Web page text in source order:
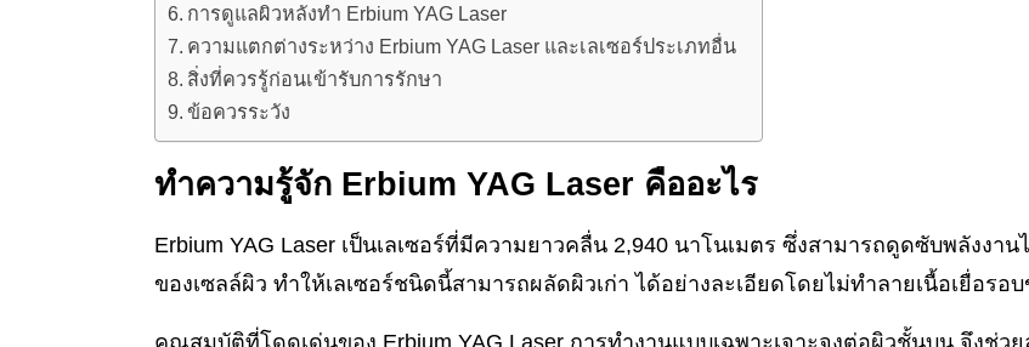
การดูแลผิวหลังทำ Erbium YAG Laser
ความแตกต่างระหว่าง Erbium YAG Laser และเลเซอร์ประเภทอื่น
สิ่งที่ควรรู้ก่อนเข้ารับการรักษา
ข้อควรระวัง
ทำความรู้จัก Erbium YAG Laser คืออะไร
Erbium YAG Laser เป็นเลเซอร์ที่มีความยาวคลื่น 2,940 นาโนเมตร ซึ่งสามารถดูดซับพลังงา
ของเซลล์ผิว ทำให้เลเซอร์ชนิดนี้สามารถผลัดผิวเก่า ได้อย่างละเอียดโดยไม่ทำลายเนื้อเยื่อรอ
คุณสมบัติที่โดดเด่นของ Erbium YAG Laser การทำงานแบบเฉพาะเจาะจงต่อผิวชั้นบน จึงช่วย